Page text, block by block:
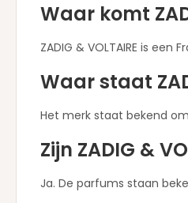
Waar komt
ZADIG & VOLTAIRE is
Waar staat
Het merk staat bekend
Zijn ZADIG &
Ja. De parfums staan